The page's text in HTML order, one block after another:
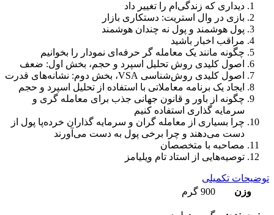
دیداری که زندگی‌ام را تغییر داد
بازی در وال استریت: دستکاری بازار
پول هوشمند و پول نه چندان هوشمند
مراقب اخبار باشید
چگونه مانند یک معامله گر حرفه‌ای نمودار را بخوانیم
اصول کلیدی روش تحلیل اسپرد و حجم، بخش اول: ضعف
اصول کلیدی روش‌شناسی VSA، بخش دوم: نشانه‌های قدرت
ایجاد یک برنامه معاملاتی با استفاده از تحلیل اسپرد و حجم
چگونه از باور و قانون جهانی جذب برای معامله گری و
سرمایه گذاری استفاده کنیم
چرا بسیاری از معامله گران و سرمایه گذاران خرده‌پا پول از
دست می‌دهند و چرا برخی پول به دست می‌آورند
مصاحبه با متخصصان
توصیه‌هایی از استاد تام ویلیامز
توضیحات تکمیلی
وزن
900 گرم